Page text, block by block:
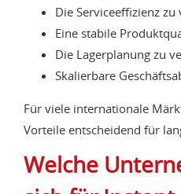
Die Serviceeffizienz zu
Eine stabile
Die Lagerplanung zu
Skalierbare
Für viele internationale
Vorteile entscheidend für
Welche